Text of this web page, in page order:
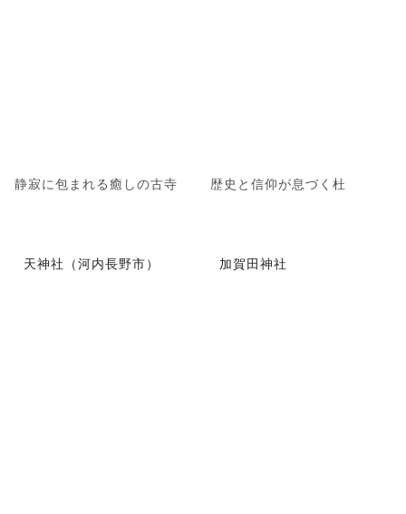
静寂に包まれる癒しの古寺 歴史と信仰が息づく杜
天神社（河内長野市） 加賀田神社